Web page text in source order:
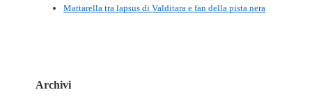
Mattarella tra lapsus di Valditara e fan della pista nera
Archivi